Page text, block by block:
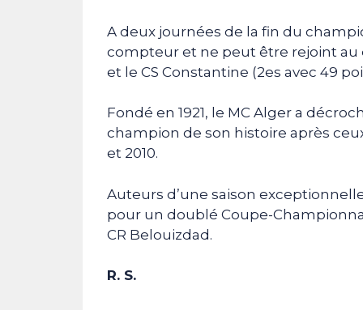
A deux journées de la fin du
compteur et ne peut être rejoint au
et le CS Constantine (2es avec 49
Fondé en 1921, le MC Alger a
champion de son histoire après ceux
et 2010.
Auteurs d’une saison
pour un doublé Coupe-
CR Belouizdad.
R. S.